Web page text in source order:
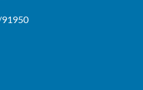
91950